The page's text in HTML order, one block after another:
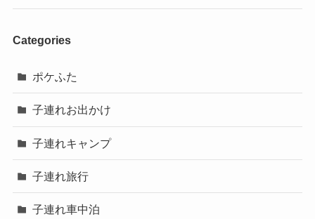
Categories
ポケふた
子連れお出かけ
子連れキャンプ
子連れ旅行
子連れ車中泊